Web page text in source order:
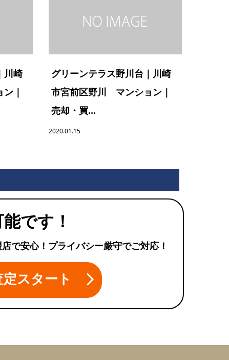
川崎
｜
グリーンテラス野川台｜川崎
市宮前区野川 マンション｜
売却・買...
2020.01.15
です！
で安心！プライバシー厳守でご対応！
スタート